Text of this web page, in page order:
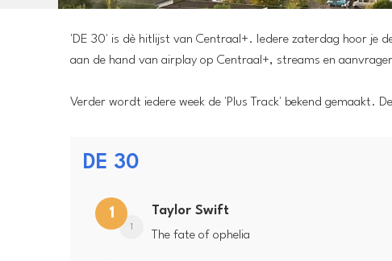
'DE 30' is dè hitlijst van Centraal+. Iedere zaterdag hoor je
aan de hand van airplay op Centraal+, streams en
Verder wordt iedere week de 'Plus Track' bekend gemaakt.
DE 30
1
1
Taylor Swift
The fate of ophelia